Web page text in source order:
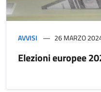
AVVISI 26 MARZO
Elezioni europee